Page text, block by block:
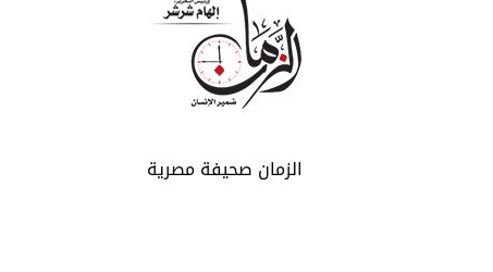
الزمان صحيفة مصرية